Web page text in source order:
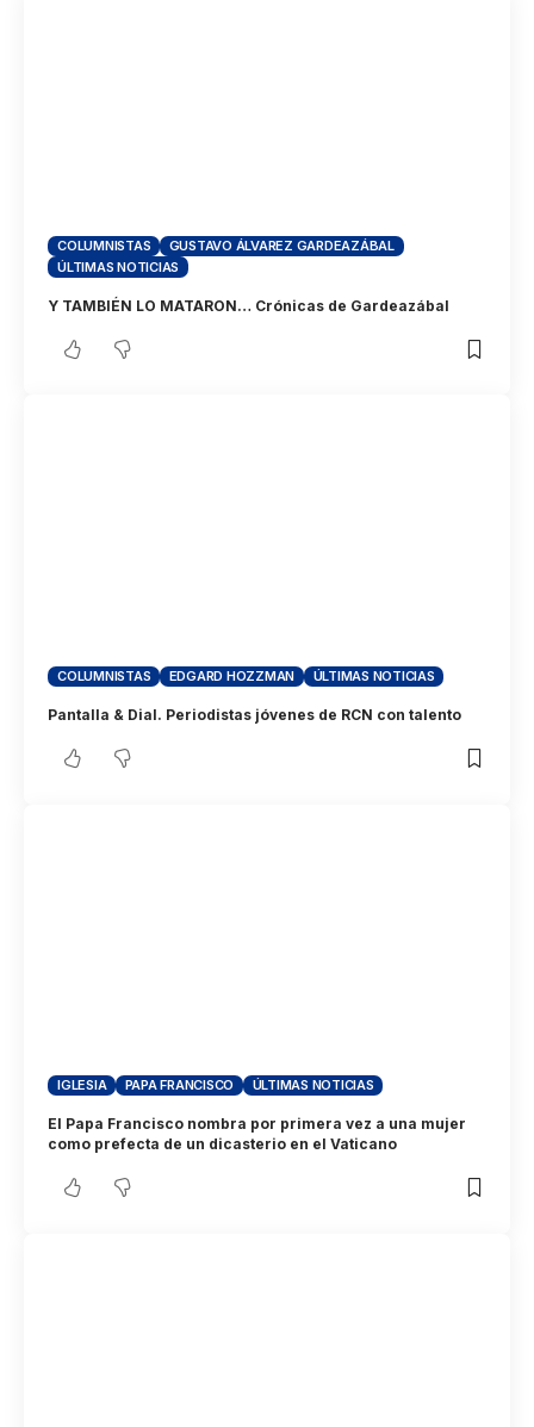
COLUMNISTAS
GUSTAVO ÁLVAREZ GARDEAZÁBAL
ÚLTIMAS NOTICIAS
Y TAMBIÉN LO MATARON… Crónicas de Gardeazábal
COLUMNISTAS EDGARD HOZZMAN ÚLTIMAS NOTICIAS
Pantalla & Dial. Periodistas jóvenes de RCN con talento
IGLESIA PAPA FRANCISCO ÚLTIMAS NOTICIAS
El Papa Francisco nombra por primera vez a una mujer
como prefecta de un dicasterio en el Vaticano